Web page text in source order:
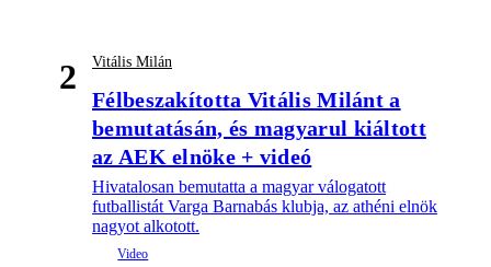
2 Vitális Milán
Félbeszakította Vitális Milánt a
bemutatásán, és magyarul kiáltott
az AEK elnöke + videó
Hivatalosan bemutatta a magyar válogatott
futballistát Varga Barnabás klubja, az athéni elnök
nagyot alkotott.